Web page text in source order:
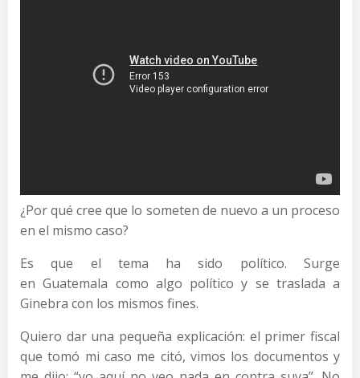
¿Por qué cree que lo someten de nuevo a un proceso
en el mismo caso?
Es que el tema ha sido político. Surge
en Guatemala como algo político y se traslada a
Ginebra con los mismos fines.
Quiero dar una pequeña explicación: el primer fiscal
que tomó mi caso me citó, vimos los documentos y